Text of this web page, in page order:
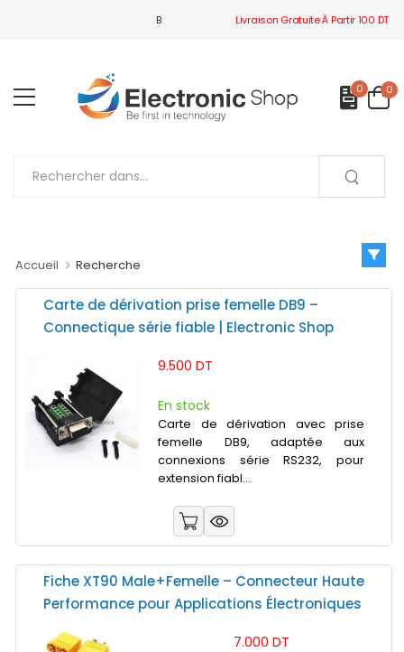
BIENVENUE À ELECTRONIC SHOPLivraison Gratuite À Partir 100 DT
0 0
Accueil Recherche
Carte de dérivation prise femelle DB9 –
Connectique série fiable | Electronic Shop
9.500 DT
En stock
Carte de dérivation avec prise
femelle DB9, adaptée aux
connexions série RS232, pour
extension fiabl...
Fiche XT90 Male+Femelle – Connecteur Haute
Performance pour Applications Électroniques
7.000 DT